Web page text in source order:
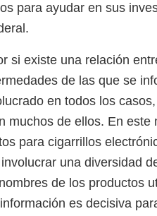
para ayudar en sus
si existe una relación
de las que se
en todos los
muchos de ellos. En este
para cigarrillos
una diversidad
de los productos
es decisiva